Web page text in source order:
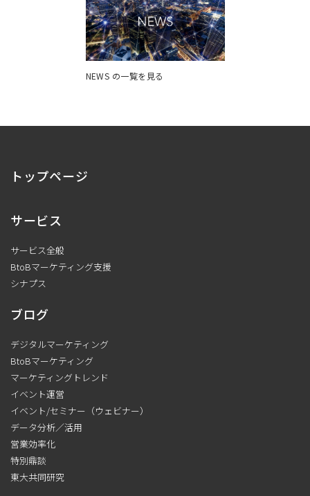
NEWS の一覧を見る
トップページ
サービス
サービス全般
BtoBマーケティング支援
シナプス
ブログ
デジタルマーケティング
BtoBマーケティング
マーケティングトレンド
イベント運営
イベント/セミナー（ウェビナー）
データ分析／活用
営業効率化
特別鼎談
東大共同研究